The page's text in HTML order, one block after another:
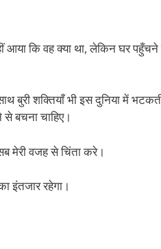
कि वह क्या था, लेकिन घर पहुँचने
बुरी शक्तियाँ भी इस दुनिया में
बचना चाहिए।
मेरी वजह से चिंता करे।
इंतजार रहेगा।